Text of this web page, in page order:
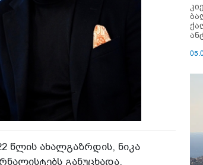
წლის ახალგაზრდის, ნიკა
განუცხადა,